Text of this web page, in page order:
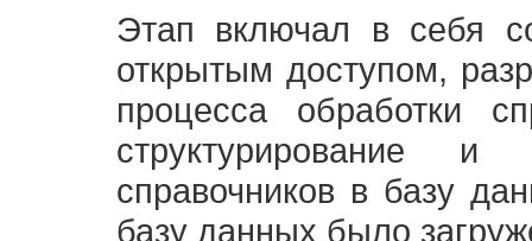
Этап включал в себя
открытым доступом,
процесса обработки
структурирование и
справочников в базу
базу данных было